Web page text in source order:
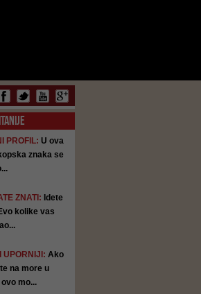
PROFIL: U ova
znaka se
ZNATI: Idete
kolike vas
UPORNIJI: Ako
na more u
mo...